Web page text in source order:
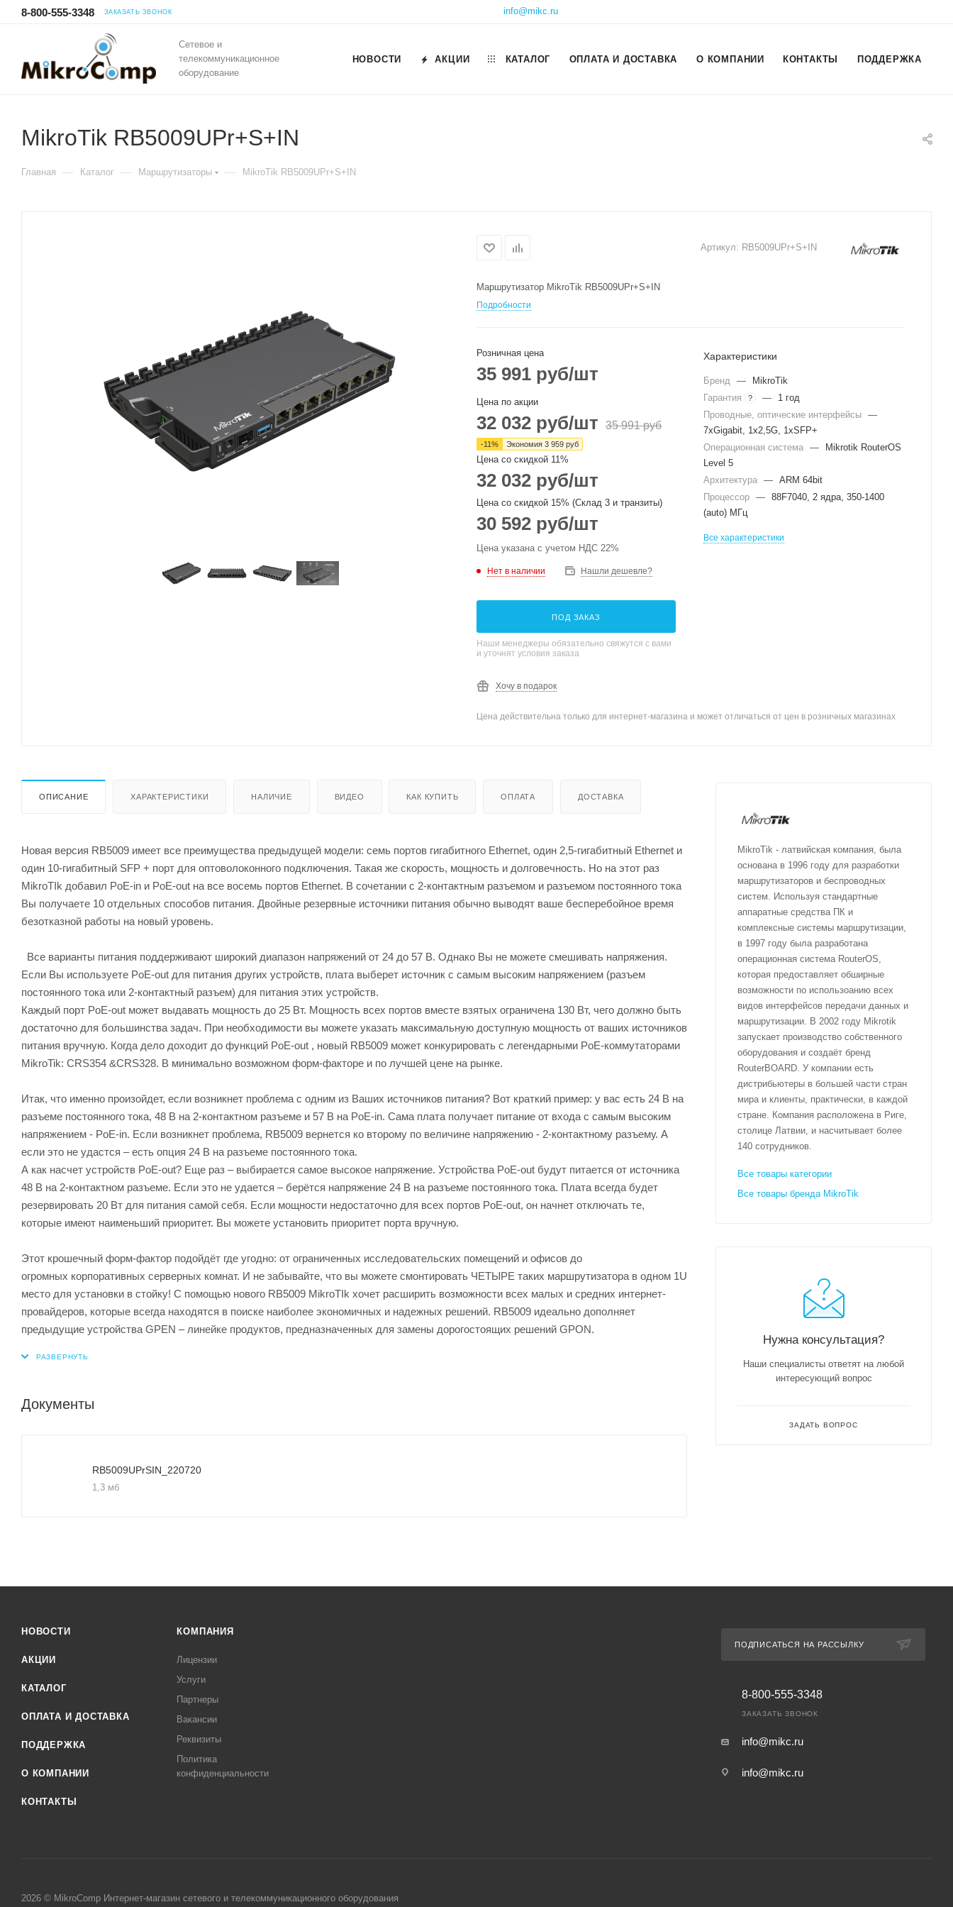
8-800-555-3348 ЗАКАЗАТЬ ЗВОНОК info@mikc.ru
Сетевое и
телекоммуникационное
оборудование
НОВОСТИ АКЦИИ КАТАЛОГ ОПЛАТА И ДОСТАВКА О КОМПАНИИ КОНТАКТЫ ПОДДЕРЖКА
MikroTik RB5009UPr+S+IN
Главная — Каталог — Маршрутизаторы — MikroTik RB5009UPr+S+IN
Артикул: RB5009UPr+S+IN
Маршрутизатор MikroTik RB5009UPr+S+IN
Подробности
Розничная цена
35 991 руб/шт
Цена по акции
32 032 руб/шт 35 991руб
-11% Экономия 3 959 руб
Цена со скидкой 11%
32 032 руб/шт
Цена со скидкой 15% (Склад 3 и транзиты)
30 592 руб/шт
Цена указана с учетом НДС 22%
Нет в наличии Нашли дешевле?
ПОД ЗАКАЗ
Наши менеджеры обязательно свяжутся с вами
и уточнят условия заказа
Хочу в подарок
Характеристики
Бренд —
MikroTik
Гарантия
? —
1 год
Проводные, оптические интерфейсы —
7xGigabit, 1x2,5G, 1xSFP+
Операционная система —
Mikrotik RouterOS
Level 5
Архитектура — ARM 64bit
Процессор — 88F7040, 2 ядра, 350-1400
(auto) МГц
Все характеристики
Цена действительна только для интернет-магазина и может отличаться от цен в розничных магазинах
ОПИСАНИЕ ХАРАКТЕРИСТИКИ НАЛИЧИЕ ВИДЕО КАК КУПИТЬ ОПЛАТА ДОСТАВКА
Новая версия RB5009 имеет все преимущества предыдущей модели: семь портов гигабитного Ethernet, один 2,5-гигабитный Ethernet и
один 10-гигабитный SFP + порт для оптоволоконного подключения. Такая же скорость, мощность и долговечность. Но на этот раз
MikroTIk добавил PoE-in и PoE-out на все восемь портов Ethernet. В сочетании с 2-контактным разъемом и разъемом постоянного тока
Вы получаете 10 отдельных способов питания. Двойные резервные источники питания обычно выводят ваше бесперебойное время
безотказной работы на новый уровень.
Все варианты питания поддерживают широкий диапазон напряжений от 24 до 57 В. Однако Вы не можете смешивать напряжения.
Если Вы используете PoE-out для питания других устройств, плата выберет источник с самым высоким напряжением (разъем
постоянного тока или 2-контактный разъем) для питания этих устройств.
Каждый порт PoE-out может выдавать мощность до 25 Вт. Мощность всех портов вместе взятых ограничена 130 Вт, чего должно быть
достаточно для большинства задач. При необходимости вы можете указать максимальную доступную мощность от ваших источников
питания вручную. Когда дело доходит до функций PoE-out , новый RB5009 может конкурировать с легендарными PoE-коммутаторами
MikroTik: CRS354 &CRS328. В минимально возможном форм-факторе и по лучшей цене на рынке.
Итак, что именно произойдет, если возникнет проблема с одним из Ваших источников питания? Вот краткий пример: у вас есть 24 В на
разъеме постоянного тока, 48 В на 2-контактном разъеме и 57 В на PoE-in. Сама плата получает питание от входа с самым высоким
напряжением - PoE-in. Если возникнет проблема, RB5009 вернется ко второму по величине напряжению - 2-контактному разъему. А
если это не удастся – есть опция 24 В на разъеме постоянного тока.
А как насчет устройств PoE-out? Еще раз – выбирается самое высокое напряжение. Устройства PoE-out будут питается от источника
48 В на 2-контактном разъеме. Если это не удается – берётся напряжение 24 В на разъеме постоянного тока. Плата всегда будет
резервировать 20 Вт для питания самой себя. Если мощности недостаточно для всех портов PoE-out, он начнет отключать те,
которые имеют наименьший приоритет. Вы можете установить приоритет порта вручную.
Этот крошечный форм-фактор подойдёт где угодно: от ограниченных исследовательских помещений и офисов до
огромных корпоративных серверных комнат. И не забывайте, что вы можете смонтировать ЧЕТЫРЕ таких маршрутизатора в одном 1U
место для установки в стойку! С помощью нового RB5009 MikroTIk хочет расширить возможности всех малых и средних интернет-
провайдеров, которые всегда находятся в поиске наиболее экономичных и надежных решений. RB5009 идеально дополняет
предыдущие устройства GPEN – линейке продуктов, предназначенных для замены дорогостоящих решений GPON.
Документы
RB5009UPrSIN_220720
1,3 мб
MikroTik - латвийская компания, была
основана в 1996 году для разработки
маршрутизаторов и беспроводных
систем. Используя стандартные
аппаратные средства ПК и
комплексные системы маршрутизации,
в 1997 году была разработана
операционная система RouterOS,
которая предоставляет обширные
возможности по использоанию всех
видов интерфейсов передачи данных и
маршрутизации. В 2002 году Mikrotik
запускает производство собственного
оборудования и создаёт бренд
RouterBOARD. У компании есть
дистрибьютеры в большей части стран
мира и клиенты, практически, в каждой
стране. Компания расположена в Риге,
столице Латвии, и насчитывает более
140 сотрудников.
Все товары категории
Все товары бренда MikroTik
Нужна консультация?
Наши специалисты ответят на любой
интересующий вопрос
ЗАДАТЬ ВОПРОС
НОВОСТИ
АКЦИИ
КАТАЛОГ
ОПЛАТА И ДОСТАВКА
ПОДДЕРЖКА
О КОМПАНИИ
КОНТАКТЫ
КОМПАНИЯ
Лицензии
Услуги
Партнеры
Вакансии
Реквизиты
Политика
конфиденциальности
ПОДПИСАТЬСЯ НА РАССЫЛКУ
8-800-555-3348
ЗАКАЗАТЬ ЗВОНОК
info@mikc.ru
info@mikc.ru
2026 © MikroComp Интернет-магазин сетевого и телекоммуникационного оборудования